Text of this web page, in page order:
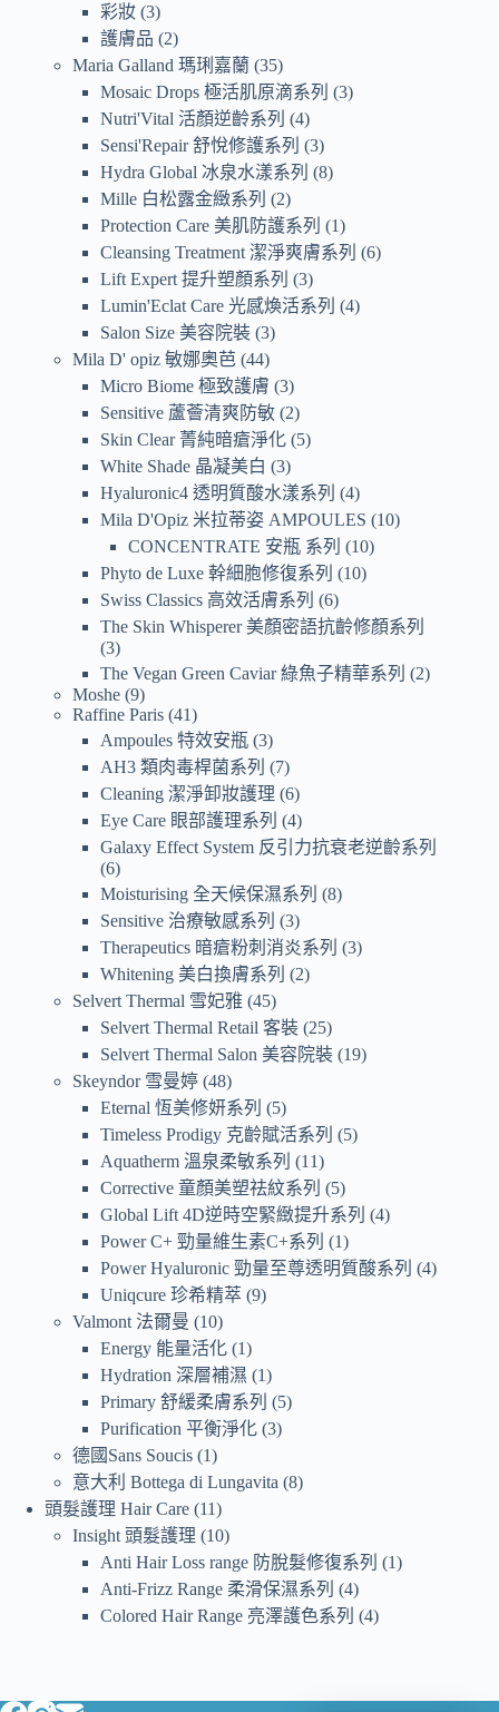
彩妝 3
護膚品
2
Maria Galland 瑪琍嘉蘭 35
Mosaic Drops 極活肌原滴系列
3
Nutri'Vital 活顏逆齡系列
4
Sensi'Repair 舒悅修護系列
3
Hydra Global 冰泉水漾系列
8
Mille 白松露金緻系列
2
Protection Care 美肌防護系列
1
Cleansing Treatment 潔淨爽膚系列
6
Lift Expert 提升塑顏系列
3
Lumin'Eclat Care 光感煥活系列
4
Salon Size 美容院裝 3
Mila D' opiz 敏娜奧芭 44
Micro Biome 極致護膚 3
Sensitive 蘆薈清爽防敏 2
Skin Clear 菁純暗瘡淨化 5
White Shade 晶凝美白
3
Hyaluronic4 透明質酸水漾系列
4
Mila D'Opiz 米拉蒂姿 AMPOULES
10
CONCENTRATE 安瓶 系列
10
Phyto de Luxe 幹細胞修復系列
10
Swiss Classics 高效活膚系列
6
The Skin Whisperer 美顏密語抗齡修顏系列
3
The Vegan Green Caviar 綠魚子精華系列
2
Moshe 9
Raffine Paris 41
Ampoules 特效安瓶 3
AH3 類肉毒桿菌系列
7
Cleaning 潔淨卸妝護理 6
Eye Care 眼部護理系列
4
Galaxy Effect System 反引力抗衰老逆齡系列
6
Moisturising 全天候保濕系列
8
Sensitive 治療敏感系列
3
Therapeutics 暗瘡粉刺消炎系列
3
Whitening 美白換膚系列
2
Selvert Thermal 雪妃雅 45
Selvert Thermal Retail 客裝 25
Selvert Thermal Salon 美容院裝 19
Skeyndor 雪曼婷 48
Eternal 恆美修妍系列
5
Timeless Prodigy 克齡賦活系列
5
Aquatherm 溫泉柔敏系列
11
Corrective 童顏美塑祛紋系列
5
Global Lift 4D逆時空緊緻提升系列
4
Power C+ 勁量維生素C+系列
1
Power Hyaluronic 勁量至尊透明質酸系列
4
Uniqcure 珍希精萃 9
Valmont 法爾曼
10
Energy 能量活化 1
Hydration 深層補濕
1
Primary 舒緩柔膚系列
5
Purification 平衡淨化 3
德國Sans Soucis 1
意大利 Bottega di Lungavita 8
頭髮護理 Hair Care 11
Insight 頭髮護理
10
Anti Hair Loss range 防脫髮修復系列
1
Anti-Frizz Range 柔滑保濕系列
4
Colored Hair Range 亮澤護色系列
4